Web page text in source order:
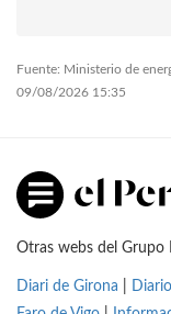
Fuente: Ministerio de
09/08/2026 15:35
Otras webs del Grupo
Diari de Girona